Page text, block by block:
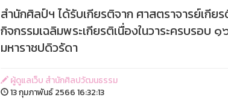
สำนักศิลป์ฯ ได้รับเกียรติจาก ศาสตราจารย์เกี
กิจกรรมเฉลิมพระเกียรติเนื่องในวาระครบรอบ
มหาราชปดิวรัดา
ผู้ดูแลเว็บ สำนักศิลปวัฒนธรรม
13 กุมภาพันธ์ 2566 16:32:13